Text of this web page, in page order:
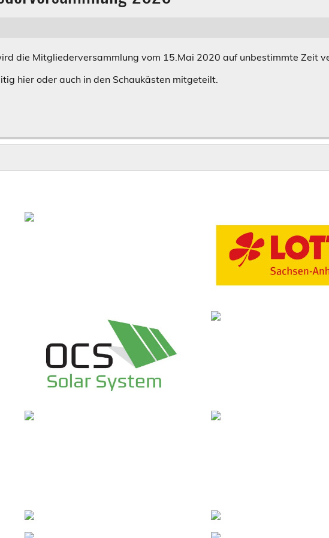
die Mitgliederversammlung vom 15.Mai 2020 auf unbestimmte Zeit
hier oder auch in den Schaukästen mitgeteilt.